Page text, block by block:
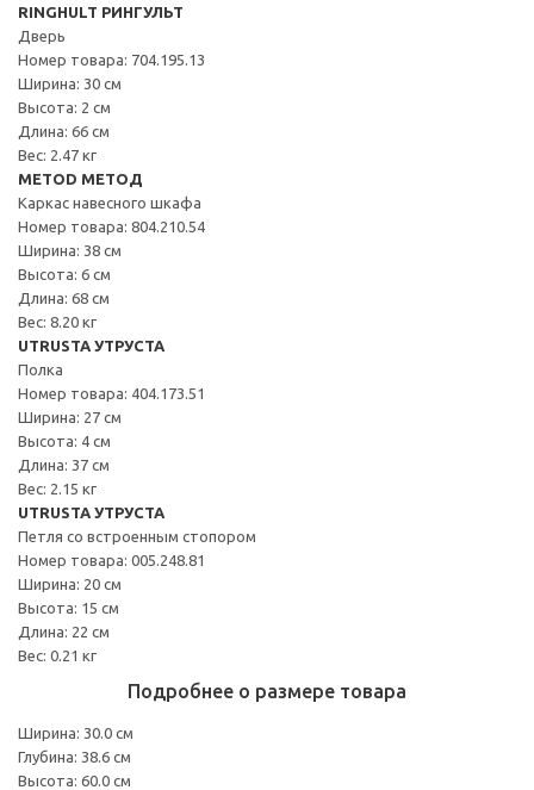
RINGHULT РИНГУЛЬТ
Дверь
Номер товара: 704.195.13
Ширина: 30 см
Высота: 2 см
Длина: 66 см
Вес: 2.47 кг
METOD МЕТОД
Каркас навесного шкафа
Номер товара: 804.210.54
Ширина: 38 см
Высота: 6 см
Длина: 68 см
Вес: 8.20 кг
UTRUSTA УТРУСТА
Полка
Номер товара: 404.173.51
Ширина: 27 см
Высота: 4 см
Длина: 37 см
Вес: 2.15 кг
UTRUSTA УТРУСТА
Петля со встроенным стопором
Номер товара: 005.248.81
Ширина: 20 см
Высота: 15 см
Длина: 22 см
Вес: 0.21 кг
Подробнее о размере товара
Ширина: 30.0 см
Глубина: 38.6 см
Высота: 60.0 см